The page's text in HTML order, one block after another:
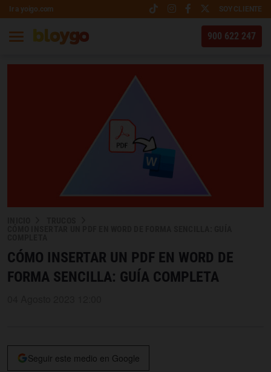
Ir a yoigo.com SOY CLIENTE
900 622 247
CÓMO INSERTAR UN PDF EN WORD DE
FORMA SENCILLA: GUÍA COMPLETA
Seguir este medio en Google